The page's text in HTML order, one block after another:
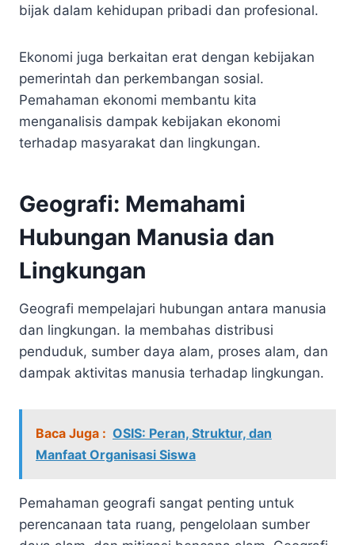
bijak dalam kehidupan pribadi dan profesional.
Ekonomi juga berkaitan erat dengan kebijakan
pemerintah dan perkembangan sosial.
Pemahaman ekonomi membantu kita
menganalisis dampak kebijakan ekonomi
terhadap masyarakat dan lingkungan.
Geografi: Memahami
Hubungan Manusia dan
Lingkungan
Geografi mempelajari hubungan antara manusia
dan lingkungan. Ia membahas distribusi
penduduk, sumber daya alam, proses alam, dan
dampak aktivitas manusia terhadap lingkungan.
Baca Juga : OSIS: Peran, Struktur, dan
Manfaat Organisasi Siswa
Pemahaman geografi sangat penting untuk
perencanaan tata ruang, pengelolaan sumber